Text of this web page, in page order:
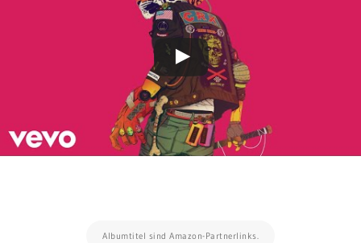
Albumtitel sind Amazon-Partnerlinks.